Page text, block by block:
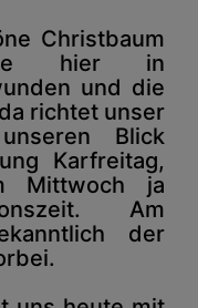
Christbaum
hier in
und die
richtet unser
Blick
Karfreitag,
Mittwoch ja
Am
der